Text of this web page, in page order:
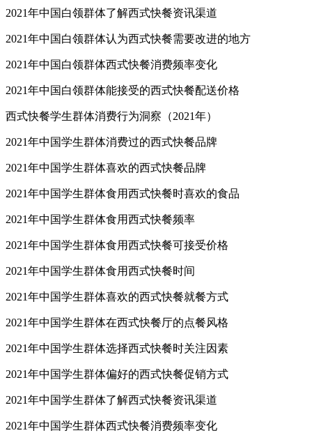
2021年中国白领群体了解西式快餐资讯渠道
2021年中国白领群体认为西式快餐需要改进的地方
2021年中国白领群体西式快餐消费频率变化
2021年中国白领群体能接受的西式快餐配送价格
西式快餐学生群体消费行为洞察（2021年）
2021年中国学生群体消费过的西式快餐品牌
2021年中国学生群体喜欢的西式快餐品牌
2021年中国学生群体食用西式快餐时喜欢的食品
2021年中国学生群体食用西式快餐频率
2021年中国学生群体食用西式快餐可接受价格
2021年中国学生群体食用西式快餐时间
2021年中国学生群体喜欢的西式快餐就餐方式
2021年中国学生群体在西式快餐厅的点餐风格
2021年中国学生群体选择西式快餐时关注因素
2021年中国学生群体偏好的西式快餐促销方式
2021年中国学生群体了解西式快餐资讯渠道
2021年中国学生群体西式快餐消费频率变化